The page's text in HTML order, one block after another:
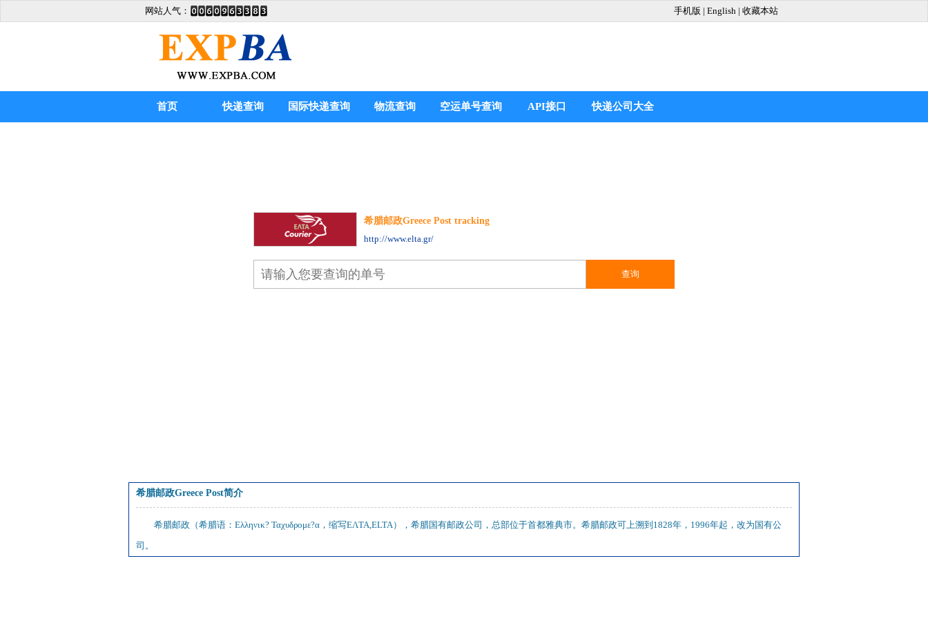
网站人气： 手机版 | English | 收藏本站
首页 快递查询 国际快递查询 物流查询 空运单号查询 API接口 快递公司大全
希腊邮政Greece Post tracking
http://www.elta.gr/
希腊邮政Greece Post简介
希腊邮政（希腊语：Ελληνικ? Ταχυδρομε?α，缩写EΛTA,ELTA），希腊国有邮政公司，总部位于首都雅典市。希腊邮政可上溯到1828年，1996年起，改为国有公
司。